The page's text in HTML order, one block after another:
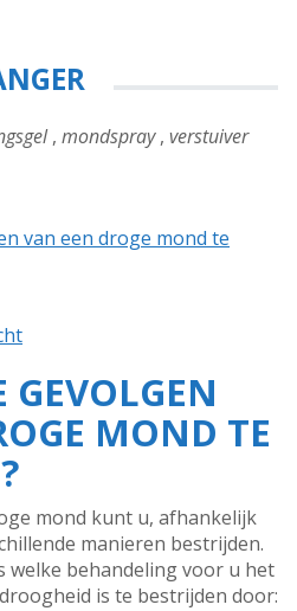
, mondspray, verstuiver
van een droge mond te
GEVOLGEN
MOND TE
mond kunt u, afhankelijk
manieren bestrijden.
welke behandeling voor u het
is te bestrijden door: